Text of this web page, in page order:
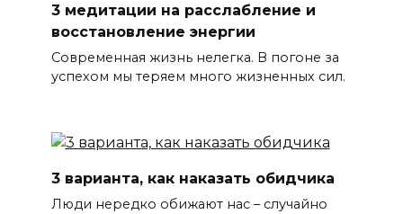
3 медитации на расслабление и
восстановление энергии
Современная жизнь нелегка. В погоне за
успехом мы теряем много жизненных сил.
3 варианта, как наказать обидчика
Люди нередко обижают нас – случайно